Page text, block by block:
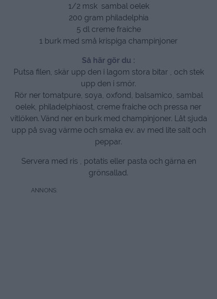
1/2 msk sambal oelek
200 gram philadelphia
5 dl creme fraiche
1 burk med små krispiga champinjoner
Så här gör du :
Putsa filen, skär upp den i lagom stora bitar , och stek
upp den i smör.
Rör ner tomatpure, soya, oxfond, balsamico, sambal
oelek, philadelphiaost, creme fraiche och pressa ner
vitlöken. Vänd ner en burk med champinjoner. Låt sjuda
upp på svag värme och smaka ev. av med lite salt och
peppar.
Servera med ris , potatis eller pasta och gärna en
grönsallad.